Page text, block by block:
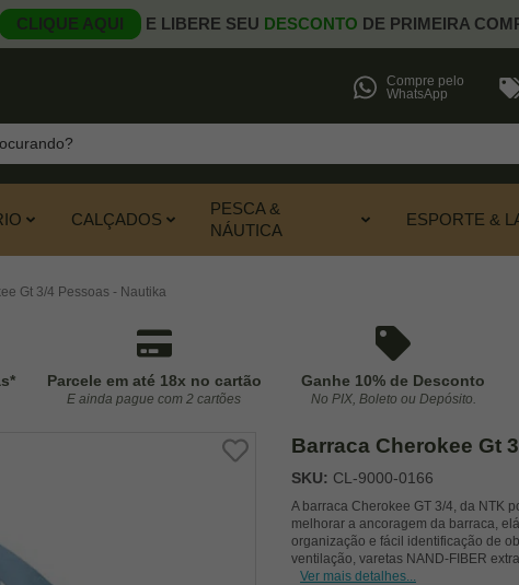
CLIQUE AQUI E LIBERE SEU DESCONTO DE PRIMEIRA
Compre pelo
WhatsApp
CALÇADOS
PESCA &
NÁUTICA
ESPORTE &
Gt 3/4 Pessoas - Nautika
Parcele em até 18x no cartão
E ainda pague com 2 cartões
Ganhe 10% de Desconto
No PIX, Boleto ou Depósito.
Barraca Cherokee Gt
SKU: CL-9000-0166
A barraca Cherokee GT 3/4, da NTK
melhorar a ancoragem da barraca,
organização e fácil identificação de
ventilação, varetas NAND-FIBER
Ver mais detalhes...